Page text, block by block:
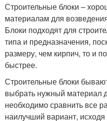
Строительные блоки –
материалам для
Блоки подходят для
типа и предназначения,
размеру, чем кирпич, то и
быстрее.
Строительные блоки
выбрать нужный материал
необходимо сравнить все
наилучший вариант,